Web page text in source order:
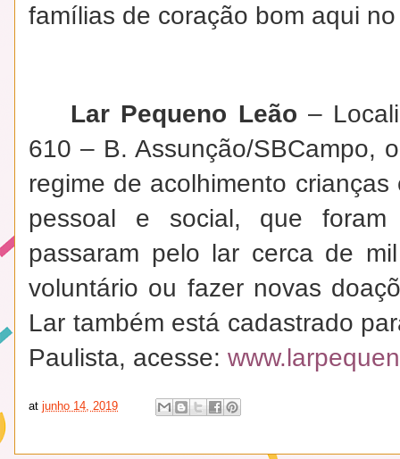
famílias de coração bom aqui
Lar Pequeno Leão –
610 – B. Assunção/SBCampo,
regime de acolhimento
pessoal e social, que
passaram pelo lar cerca de
voluntário ou fazer novas
Lar também está cadastrado
Paulista, acesse:
at junho 14, 2019